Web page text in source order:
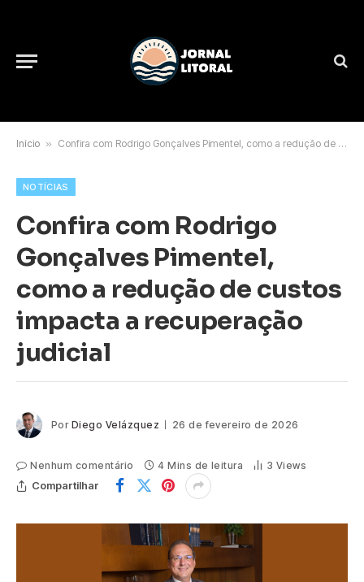
Início » Confira com Rodrigo Gonçalves Pimentel, como a redução de custos impacta a recuperação judicial
NOTÍCIAS
Confira com Rodrigo
Gonçalves Pimentel,
como a redução de custos
impacta a recuperação
judicial
Por Diego Velázquez 26 de fevereiro de 2026
Nenhum comentário 4 Mins de leitura 3 Views
Compartilhar